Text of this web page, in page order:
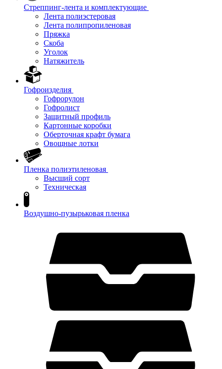
Стреппинг-лента и комплектующие
Лента полиэстеровая
Лента полипропиленовая
Пряжка
Скоба
Уголок
Натяжитель
Гофроизделия
Гофрорулон
Гофролист
Защитный профиль
Картонные коробки
Оберточная крафт бумага
Овощные лотки
Пленка полиэтиленовая
Высший сорт
Техническая
Воздушно-пузырьковая пленка